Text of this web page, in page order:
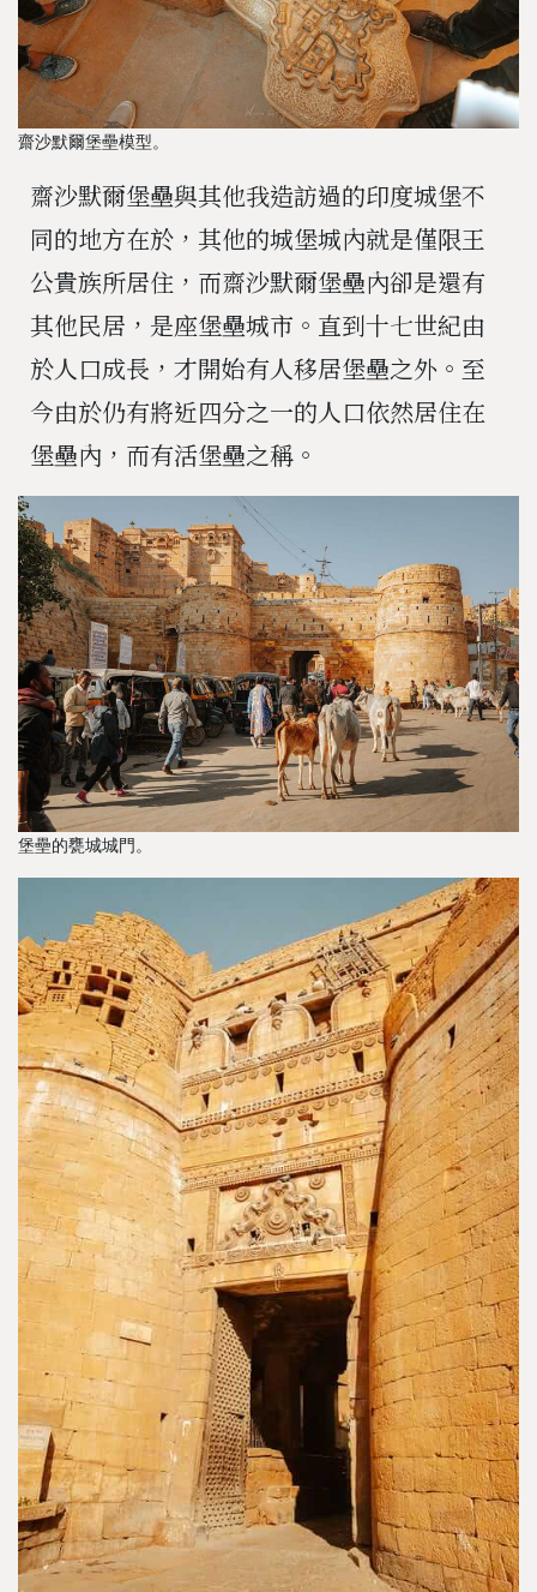
齋沙默爾堡壘模型。
齋沙默爾堡壘與其他我造訪過的印度城堡不
同的地方在於，其他的城堡城內就是僅限王
公貴族所居住，而齋沙默爾堡壘內卻是還有
其他民居，是座堡壘城市。直到十七世紀由
於人口成長，才開始有人移居堡壘之外。至
今由於仍有將近四分之一的人口依然居住在
堡壘內，而有活堡壘之稱。
堡壘的甕城城門。